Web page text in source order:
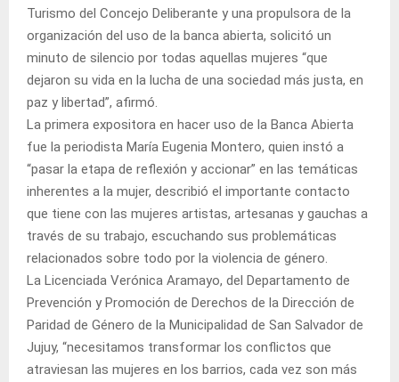
Turismo del Concejo Deliberante y una propulsora de la
organización del uso de la banca abierta, solicitó un
minuto de silencio por todas aquellas mujeres “que
dejaron su vida en la lucha de una sociedad más justa, en
paz y libertad”, afirmó.
La primera expositora en hacer uso de la Banca Abierta
fue la periodista María Eugenia Montero, quien instó a
“pasar la etapa de reflexión y accionar” en las temáticas
inherentes a la mujer, describió el importante contacto
que tiene con las mujeres artistas, artesanas y gauchas a
través de su trabajo, escuchando sus problemáticas
relacionados sobre todo por la violencia de género.
La Licenciada Verónica Aramayo, del Departamento de
Prevención y Promoción de Derechos de la Dirección de
Paridad de Género de la Municipalidad de San Salvador de
Jujuy, “necesitamos transformar los conflictos que
atraviesan las mujeres en los barrios, cada vez son más